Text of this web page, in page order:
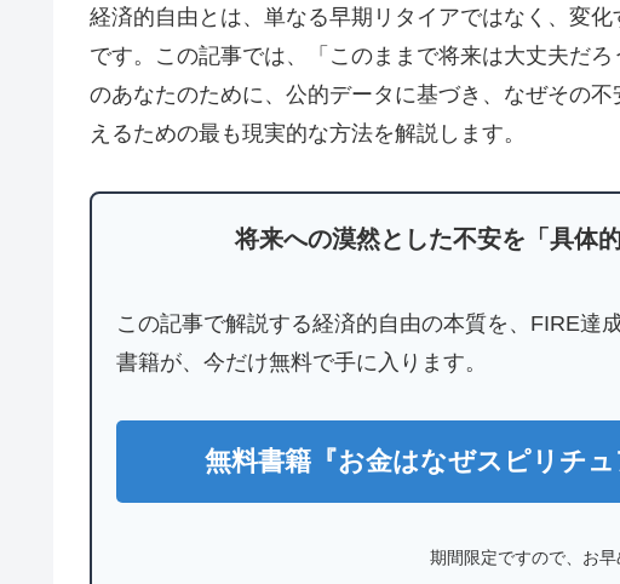
経済的自由とは、単なる早期リタイアではなく、変
です。この記事では、「このままで将来は大丈夫だ
のあなたのために、公的データに基づき、なぜその
えるための最も現実的な方法を解説します。
将来への漠然とした不安を「具体
この記事で解説する経済的自由の本質を、FIRE達
書籍が、今だけ無料で手に入ります。
無料書籍『お金はなぜスピリチ
期間限定ですので、お早